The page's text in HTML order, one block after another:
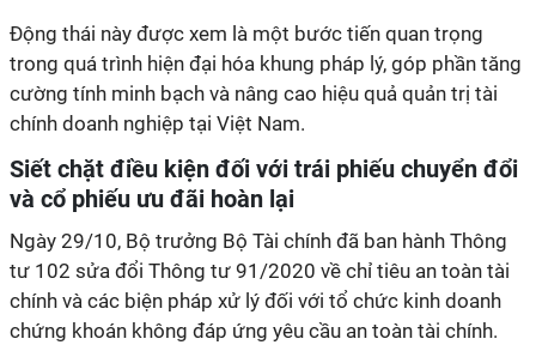
Động thái này được xem là một bước tiến quan trọng
trong quá trình hiện đại hóa khung pháp lý, góp phần tăng
cường tính minh bạch và nâng cao hiệu quả quản trị tài
chính doanh nghiệp tại Việt Nam.
Siết chặt điều kiện đối với trái phiếu chuyển đổi
và cổ phiếu ưu đãi hoàn lại
Ngày 29/10, Bộ trưởng Bộ Tài chính đã ban hành Thông
tư 102 sửa đổi Thông tư 91/2020 về chỉ tiêu an toàn tài
chính và các biện pháp xử lý đối với tổ chức kinh doanh
chứng khoán không đáp ứng yêu cầu an toàn tài chính.